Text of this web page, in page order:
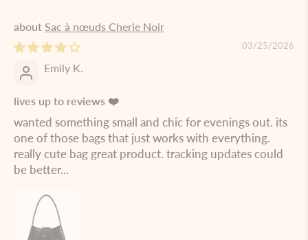
Sac à nœuds Cherie Noir
03/25/2026
Emily K.
lives up to reviews ❤️
wanted something small and chic for evenings out. its
one of those bags that just works with everything.
really cute bag great product. tracking updates could
be better...